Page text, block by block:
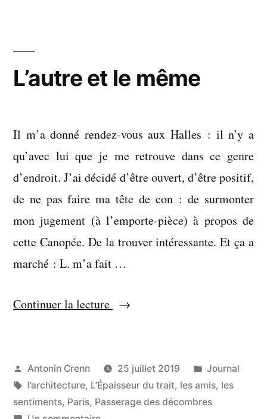
dire »
L’autre et le même
Il m’a donné rendez-vous aux Halles : il n’y a
qu’avec lui que je me retrouve dans ce genre
d’endroit. J’ai décidé d’être ouvert, d’être positif,
de ne pas faire ma tête de con : de surmonter
mon jugement (à l’emporte-pièce) à propos de
cette Canopée. De la trouver intéressante. Et ça a
marché : L. m’a fait …
Continuer la lecture « L’autre
même »
Publié
par
Antonin Crenn 25 juillet 2019
Publié
dans
Journal
Étiquettes :
l’architecture, L’Épaisseur du trait, les amis, les
sentiments, Paris, Passerage des décombres